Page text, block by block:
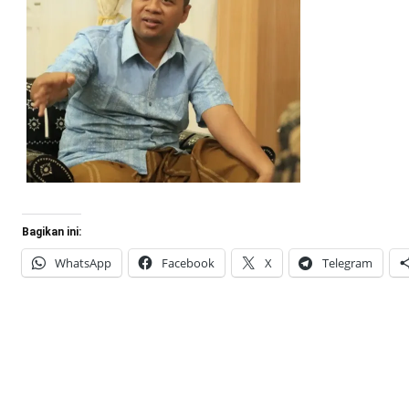
Bagikan ini:
WhatsApp Facebook X Telegram